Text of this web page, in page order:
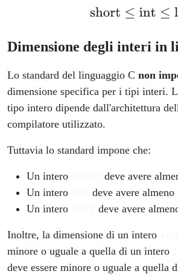
Dimensione degli interi in
Lo standard del linguaggio C non
dimensione specifica per i tipi interi.
tipo intero dipende dall'architettura
compilatore utilizzato.
Tuttavia lo standard impone che:
Un intero
deve avere
Un intero
deve avere
Un intero
deve avere
Inoltre, la dimensione di un intero
minore o uguale a quella di un intero
deve essere minore o uguale a quella